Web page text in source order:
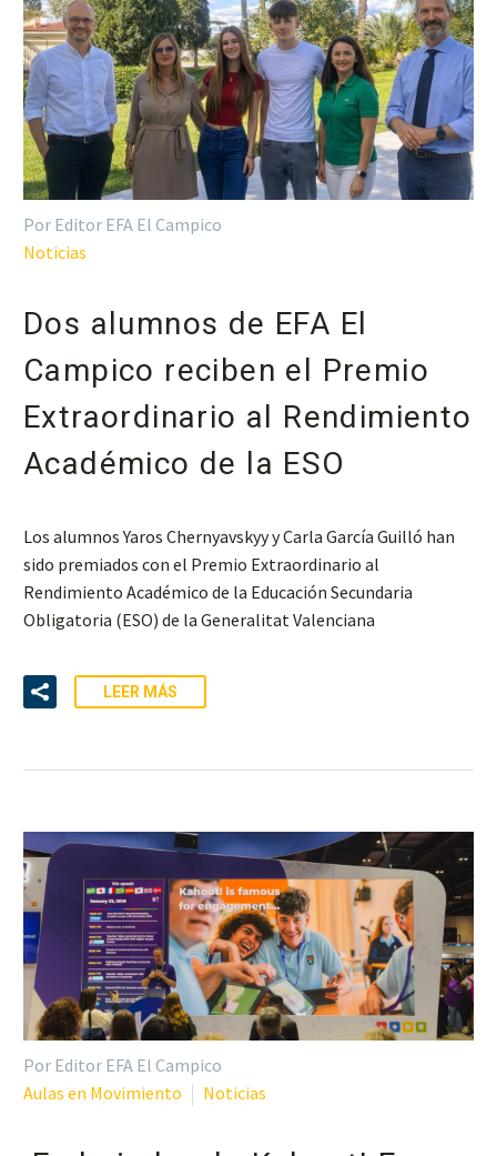
Por Editor EFA El Campico
Noticias
Dos alumnos de EFA El
Campico reciben el Premio
Extraordinario al Rendimiento
Académico de la ESO
Los alumnos Yaros Chernyavskyy y Carla García Guilló han
sido premiados con el Premio Extraordinario al
Rendimiento Académico de la Educación Secundaria
Obligatoria (ESO) de la Generalitat Valenciana
LEER MÁS
Por Editor EFA El Campico
Aulas en Movimiento
Noticias